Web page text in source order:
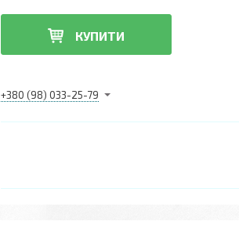
КУПИТИ
+380 (98) 033-25-79